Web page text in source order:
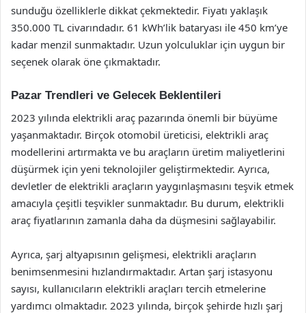
sunduğu özelliklerle dikkat çekmektedir. Fiyatı yaklaşık
350.000 TL civarındadır. 61 kWh’lik bataryası ile 450 km’ye
kadar menzil sunmaktadır. Uzun yolculuklar için uygun bir
seçenek olarak öne çıkmaktadır.
Pazar Trendleri ve Gelecek Beklentileri
2023 yılında elektrikli araç pazarında önemli bir büyüme
yaşanmaktadır. Birçok otomobil üreticisi, elektrikli araç
modellerini artırmakta ve bu araçların üretim maliyetlerini
düşürmek için yeni teknolojiler geliştirmektedir. Ayrıca,
devletler de elektrikli araçların yaygınlaşmasını teşvik etmek
amacıyla çeşitli teşvikler sunmaktadır. Bu durum, elektrikli
araç fiyatlarının zamanla daha da düşmesini sağlayabilir.
Ayrıca, şarj altyapısının gelişmesi, elektrikli araçların
benimsenmesini hızlandırmaktadır. Artan şarj istasyonu
sayısı, kullanıcıların elektrikli araçları tercih etmelerine
yardımcı olmaktadır. 2023 yılında, birçok şehirde hızlı şarj